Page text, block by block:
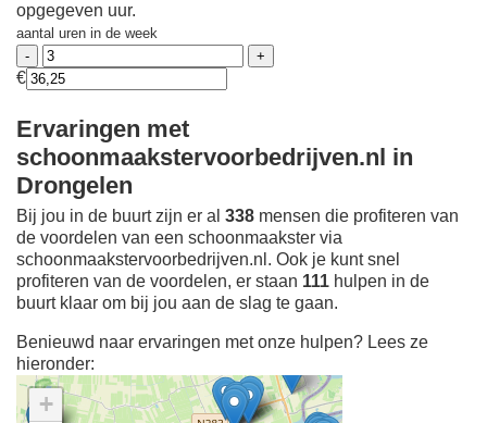
opgegeven uur.
aantal uren in de week
€
Ervaringen met
schoonmaakstervoorbedrijven.nl in
Drongelen
Bij jou in de buurt zijn er al 338 mensen die profiteren van
de voordelen van een schoonmaakster via
schoonmaakstervoorbedrijven.nl. Ook je kunt snel
profiteren van de voordelen, er staan 111 hulpen in de
buurt klaar om bij jou aan de slag te gaan.
Benieuwd naar ervaringen met onze hulpen? Lees ze
hieronder:
+